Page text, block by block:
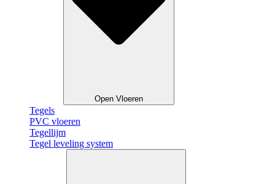
Open Vloeren
Tegels
PVC vloeren
Tegellijm
Tegel leveling system